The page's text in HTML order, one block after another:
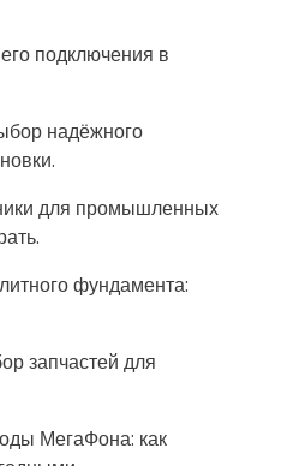
подключения в
надёжного
для промышленных
фундамента:
запчастей для
МегаФона: как